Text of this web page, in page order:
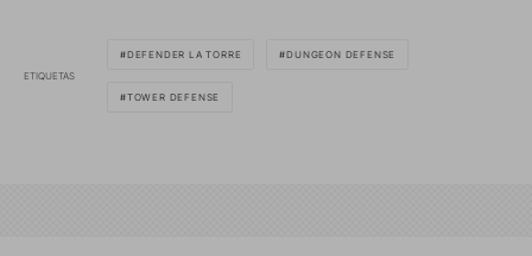
ETIQUETAS
DEFENDER LA TORRE DUNGEON DEFENSE
TOWER DEFENSE